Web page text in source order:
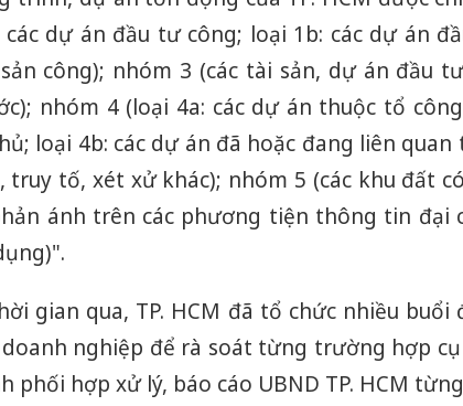
các dự án đầu tư công; loại 1b: các dự án
công); nhóm 3 (các tài sản, dự án đầu
nhóm 4 (loại 4a: các dự án thuộc tổ
loại 4b: các dự án đã hoặc đang liên
truy tố, xét xử khác); nhóm 5 (các khu đất
ánh trên các phương tiện thông tin đại
gian qua, TP. HCM đã tổ chức nhiều
nghiệp để rà soát từng trường hợp cụ
phối hợp xử lý, báo cáo UBND TP. HCM